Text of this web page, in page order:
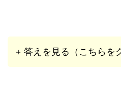
+ 答えを見る（こちらを